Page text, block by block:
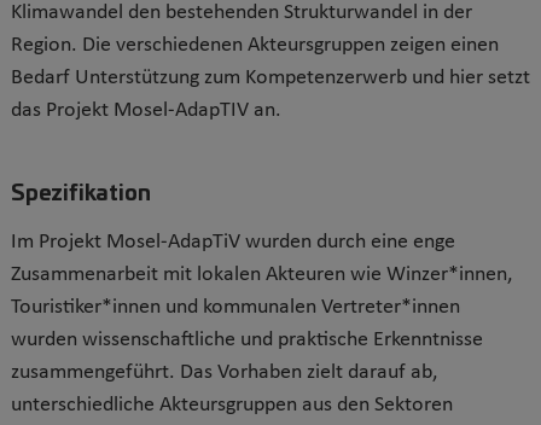
Klimawandel den bestehenden Strukturwandel in der
Region. Die verschiedenen Akteursgruppen zeigen einen
Bedarf Unterstützung zum Kompetenzerwerb und hier setzt
das Projekt Mosel-AdapTIV an.
Spezifikation
Im Projekt Mosel-AdapTiV wurden durch eine enge
Zusammenarbeit mit lokalen Akteuren wie Winzer*innen,
Touristiker*innen und kommunalen Vertreter*innen
wurden wissenschaftliche und praktische Erkenntnisse
zusammengeführt. Das Vorhaben zielt darauf ab,
unterschiedliche Akteursgruppen aus den Sektoren